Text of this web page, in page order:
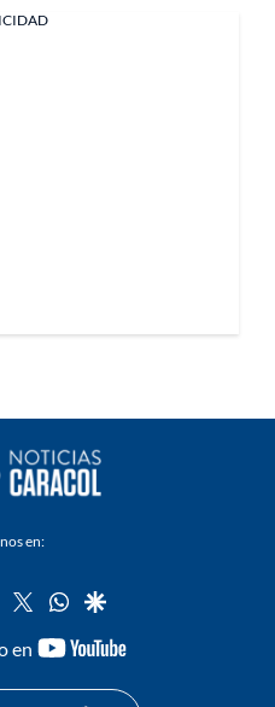
en:
instagram
twitterwhatsapp
google
en
youtube-